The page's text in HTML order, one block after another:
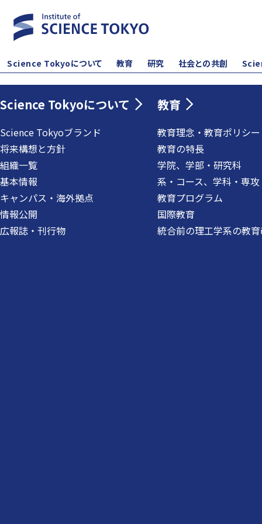
Science Tokyoについて 教育 研究 社会との共創
Science Tokyoについて
Science Tokyoブランド
将来構想と方針
組織一覧
基本情報
キャンパス・海外拠点
情報公開
広報誌・刊行物
教育
教育理念・教育ポリシー
教育の特長
学院、学部・研究科
系・コース、学科・専攻
教育プログラム
国際教育
統合前の理工学系の教